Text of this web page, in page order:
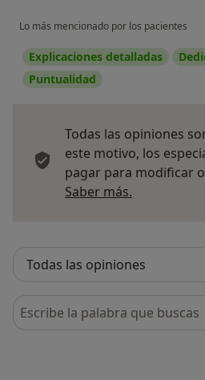
Lo más mencionado por los pacientes
Explicaciones detalladas
Puntualidad
Todas las opiniones
este motivo, los
pagar para modificar
Saber más.
Busca en opiniones